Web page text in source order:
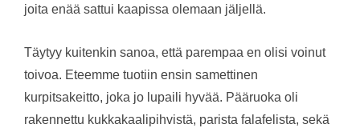
joita enää sattui kaapissa olemaan jäljellä.
Täytyy kuitenkin sanoa, että parempaa en olisi voinut
toivoa. Eteemme tuotiin ensin samettinen
kurpitsakeitto, joka jo lupaili hyvää. Pääruoka oli
rakennettu kukkakaalipihvistä, parista falafelista, sekä